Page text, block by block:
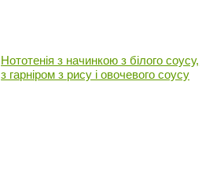
Нототенія з начинкою з білого соусу,
з гарніром з рису і овочевого соусу